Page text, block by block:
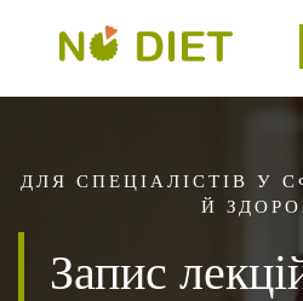
ДЛЯ СПЕЦІАЛІСТІВ У
Й
Запис